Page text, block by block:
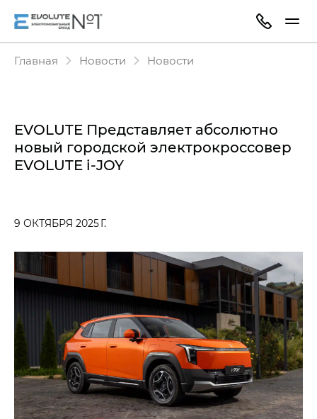
Главная Новости Новости
EVOLUTE Представляет абсолютно
новый городской электрокроссовер
EVOLUTE i‑JOY
9 ОКТЯБРЯ 2025 Г.